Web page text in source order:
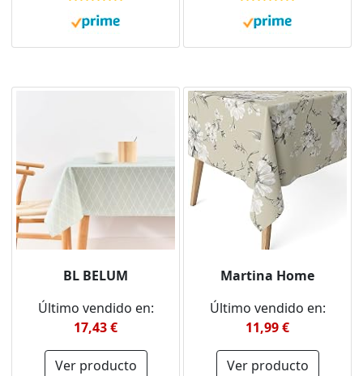
BL BELUM
Último vendido en:
17,43 €
Ver producto
Martina Home
Último vendido en:
11,99 €
Ver producto